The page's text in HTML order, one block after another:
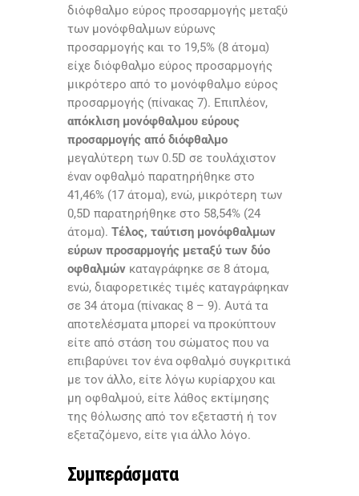
διόφθαλμο εύρος προσαρμογής μεταξύ
των μονόφθαλμων εύρωνς
προσαρμογής και το 19,5% (8 άτομα)
είχε διόφθαλμο εύρος προσαρμογής
μικρότερο από το μονόφθαλμο εύρος
προσαρμογής (πίνακας 7). Επιπλέον,
απόκλιση μονόφθαλμου εύρους
προσαρμογής από διόφθαλμο
μεγαλύτερη των 0.5D σε τουλάχιστον
έναν οφθαλμό παρατηρήθηκε στο
41,46% (17 άτομα), ενώ, μικρότερη των
0,5D παρατηρήθηκε στο 58,54% (24
άτομα). Τέλος, ταύτιση μονόφθαλμων
εύρων προσαρμογής μεταξύ των δύο
οφθαλμών καταγράφηκε σε 8 άτομα,
ενώ, διαφορετικές τιμές καταγράφηκαν
σε 34 άτομα (πίνακας 8 – 9). Αυτά τα
αποτελέσματα μπορεί να προκύπτουν
είτε από στάση του σώματος που να
επιβαρύνει τον ένα οφθαλμό συγκριτικά
με τον άλλο, είτε λόγω κυρίαρχου και
μη οφθαλμού, είτε λάθος εκτίμησης
της θόλωσης από τον εξεταστή ή τον
εξεταζόμενο, είτε για άλλο λόγo.
Συμπεράσματα